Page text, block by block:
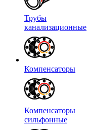
Трубы
канализационные
Компенсаторы
Компенсаторы
сильфонные